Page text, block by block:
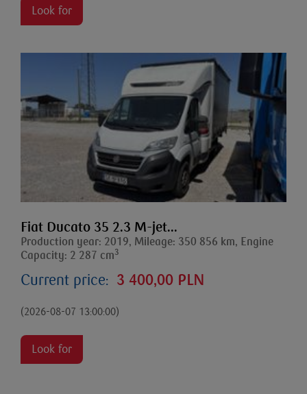
Look for
Fiat Ducato 35 2.3 M-jet...
Production year: 2019, Mileage: 350 856 km, Engine
Capacity: 2 287 cm3
Current price: 3 400,00 PLN
(2026-08-07 13:00:00)
Look for